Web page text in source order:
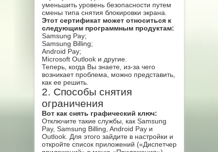
уменьшить уровень безопасности путем
смены типа снятия блокировки экрана.
Этот сертификат может относиться к
следующим программным продуктам:
Samsung Pay;
Samsung Billing;
Android Pay;
Microsoft Outlook и другие.
Теперь, когда Вы знаете, из-за чего
возникает проблема, можно представить,
как ее решить.
2. Способы снятия
ограничения
Вот как снять графический ключ:
Отключите такие службы, как Samsung
Pay, Samsung Billing, Android Pay и
Outlook. Для этого зайдите в настройки и
откройте список приложений («Диспетчер